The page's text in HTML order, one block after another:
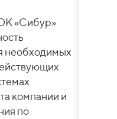
«Сибур»
необходимых
компании и
по